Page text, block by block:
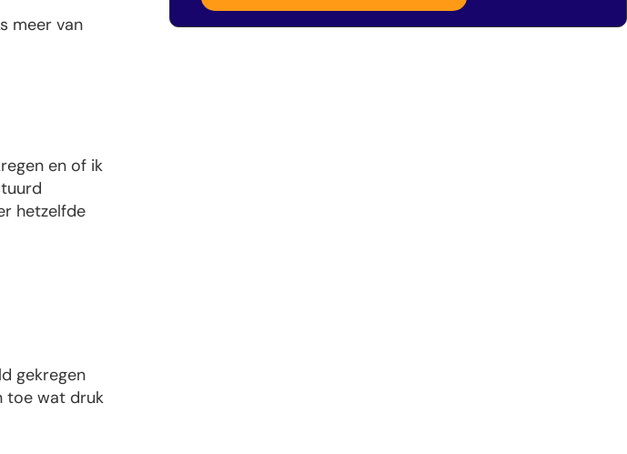
meer van
en of ik
hetzelfde
gekregen
toe wat druk